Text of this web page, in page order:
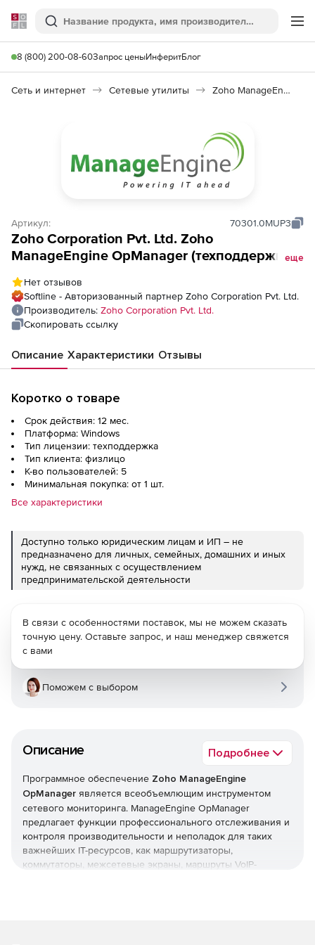
Softline
Поиск
8 (800) 200-08-60Запрос ценыИнферитБлог
Сеть и интернет Сетевые утилиты Zoho ManageEngine OpManager
Артикул: 70301.0MUP3
Zoho Corporation Pvt. Ltd. Zoho
ManageEngine OpManager (техподдержка
for 5 User Pack
еще
Нет отзывов
Softline - Авторизованный партнер Zoho Corporation Pvt. Ltd.
Производитель: Zoho Corporation Pvt. Ltd.
Скопировать ссылку
Описание Характеристики Отзывы
Коротко о товаре
Срок действия: 12 мес.
Платформа: Windows
Тип лицензии: техподдержка
Тип клиента: физлицо
К-во пользователей: 5
Минимальная покупка: от 1 шт.
Все характеристики
Доступно только юридическим лицам и ИП – не
предназначено для личных, семейных, домашних и иных
нужд, не связанных с осуществлением
предпринимательской деятельности
Описание Подробнее
Программное обеспечение Zoho ManageEngine
OpManager является всеобъемлющим инструментом
сетевого мониторинга. ManageEngine OpManager
предлагает функции профессионального отслеживания и
контроля производительности и неполадок для таких
важнейших IT-ресурсов, как маршрутизаторы,
коммутаторы, межсетевые экраны, маршруты VoIP-
В связи с особенностями поставок, мы не можем сказать
точную цену. Оставьте запрос, и наш менеджер свяжется
с вами
Поможем с выбором